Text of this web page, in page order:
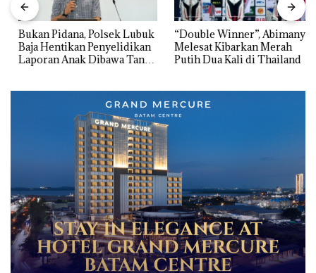
Bukan Pidana, Polsek Lubuk
Baja Hentikan Penyelidikan
Laporan Anak Dibawa Tanpa
“Double Winner”, Abimanyu
Melesat Kibarkan Merah
Putih Dua Kali di Thailand